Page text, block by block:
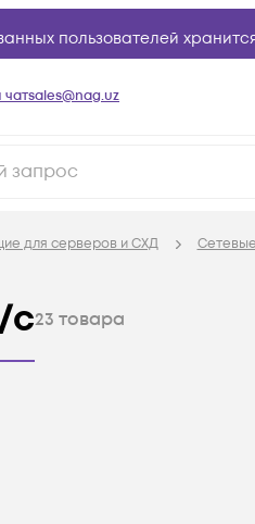
пользователей
чатsales@nag.uz
для серверов и СХД
с23 товара